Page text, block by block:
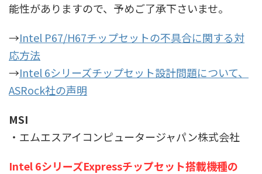
能性がありますので、予めご了承下さいませ。
→Intel P67/H67チップセットの不具合に関する対
応方法
→Intel 6シリーズチップセット設計問題について、
ASRock社の声明
MSI
・エムエスアイコンピュータージャパン株式会社
Intel 6シリーズExpressチップセット搭載機種の